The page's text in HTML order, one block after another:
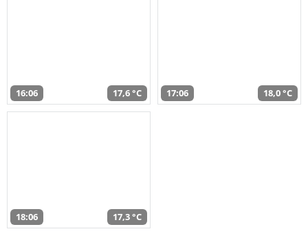
16:06 17,6 °C 17:06 18,0 °C
18:06 17,3 °C